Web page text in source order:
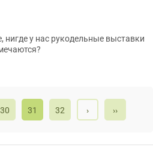
нигде у нас рукодельные выставки
30 31 32 › ››